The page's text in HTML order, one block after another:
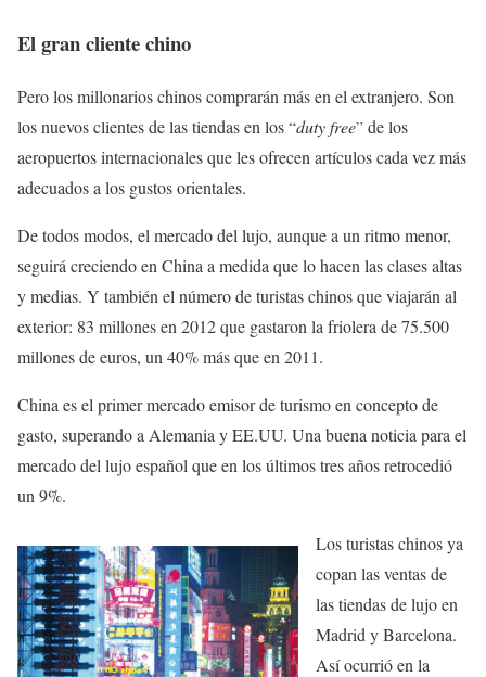
El gran cliente chino
Pero los millonarios chinos comprarán más en el extranjero. Son
los nuevos clientes de las tiendas en los “duty free” de los
aeropuertos internacionales que les ofrecen artículos cada vez más
adecuados a los gustos orientales.
De todos modos, el mercado del lujo, aunque a un ritmo menor,
seguirá creciendo en China a medida que lo hacen las clases altas
y medias. Y también el número de turistas chinos que viajarán al
exterior: 83 millones en 2012 que gastaron la friolera de 75.500
millones de euros, un 40% más que en 2011.
China es el primer mercado emisor de turismo en concepto de
gasto, superando a Alemania y EE.UU. Una buena noticia para el
mercado del lujo español que en los últimos tres años retrocedió
un 9%.
Los turistas chinos ya
copan las ventas de
las tiendas de lujo en
Madrid y Barcelona.
Así ocurrió en la